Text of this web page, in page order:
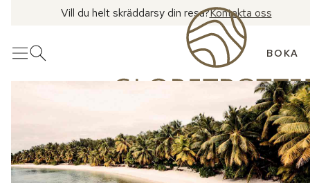
Vill du helt skräddarsy din resa?Kontakta oss
MenyÖppna sök BOKA